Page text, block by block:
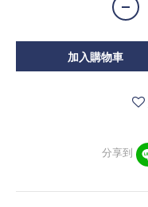
加入購物車
分享到